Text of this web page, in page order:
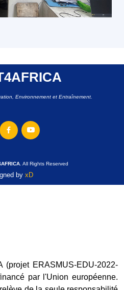
Environnement et Entraînement.
. All Rights Reserved
by xD
(projet ERASMUS-EDU-2022-
par l'Union européenne.